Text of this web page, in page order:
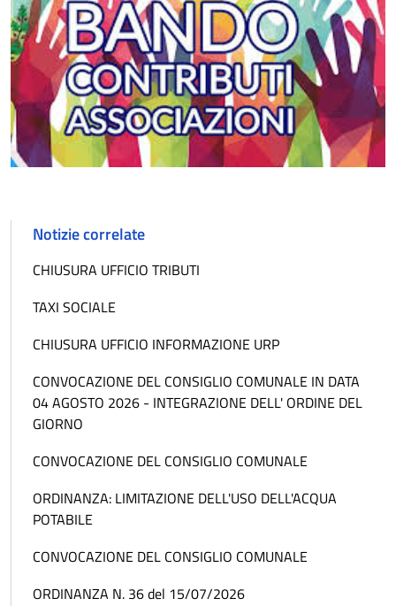
Notizie correlate
CHIUSURA UFFICIO TRIBUTI
TAXI SOCIALE
CHIUSURA UFFICIO INFORMAZIONE URP
CONVOCAZIONE DEL CONSIGLIO COMUNALE IN DATA
04 AGOSTO 2026 - INTEGRAZIONE DELL' ORDINE DEL
GIORNO
CONVOCAZIONE DEL CONSIGLIO COMUNALE
ORDINANZA: LIMITAZIONE DELL'USO DELL'ACQUA
POTABILE
CONVOCAZIONE DEL CONSIGLIO COMUNALE
ORDINANZA N. 36 del 15/07/2026